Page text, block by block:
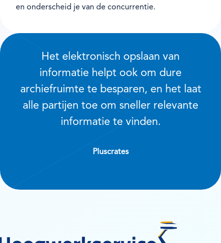
en onderscheid je van de concurrentie.
Het elektronisch opslaan van
informatie helpt ook om dure
archiefruimte te besparen, en het laat
alle partijen toe om sneller relevante
informatie te vinden.
Pluscrates